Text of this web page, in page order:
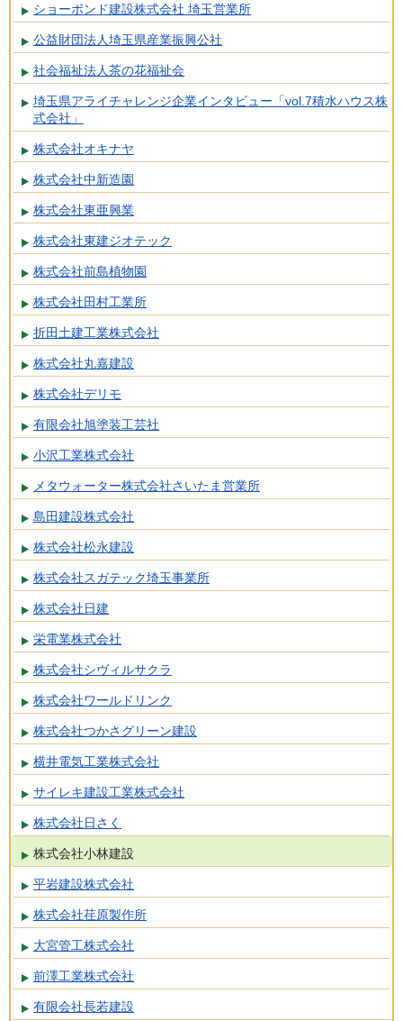
ショーボンド建設株式会社 埼玉営業所
公益財団法人埼玉県産業振興公社
社会福祉法人茶の花福祉会
埼玉県アライチャレンジ企業インタビュー「vol.7積水ハウス株
式会社」
株式会社オキナヤ
株式会社中新造園
株式会社東亜興業
株式会社東建ジオテック
株式会社前島植物園
株式会社田村工業所
折田土建工業株式会社
株式会社丸嘉建設
株式会社デリモ
有限会社旭塗装工芸社
小沢工業株式会社
メタウォーター株式会社さいたま営業所
島田建設株式会社
株式会社松永建設
株式会社スガテック埼玉事業所
株式会社日建
栄電業株式会社
株式会社シヴィルサクラ
株式会社ワールドリンク
株式会社つかさグリーン建設
横井電気工業株式会社
サイレキ建設工業株式会社
株式会社日さく
株式会社小林建設
平岩建設株式会社
株式会社荏原製作所
大宮管工株式会社
前澤工業株式会社
有限会社長若建設